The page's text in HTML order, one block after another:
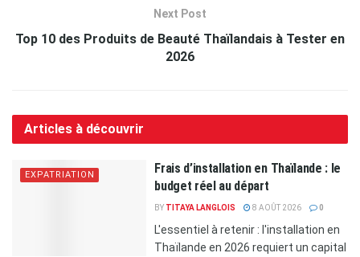
Next Post
Top 10 des Produits de Beauté Thaïlandais à Tester en
2026
Articles à découvrir
EXPATRIATION
Frais d’installation en Thaïlande : le
budget réel au départ
BY TITAYA LANGLOIS 8 AOÛT 2026 0
L'essentiel à retenir : l'installation en
Thaïlande en 2026 requiert un capital